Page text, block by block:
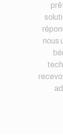
nous